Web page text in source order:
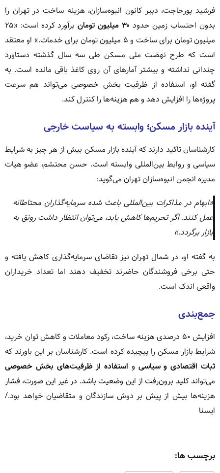
فرشید پورحاجت، دبیر کانون انبوه‌سازان، هزینه ساخت در تهران را
بدون احتساب زمین حدود ۳۰ میلیون تومان
برآورد کرده است: «۲۵
میلیون تومان برای ساخت و ۵ میلیون تومان برای خدمات.» او معتقد
است که طرح نهضت ملی مسکن طی سه سال گذشته دستاورد
چندانی نداشته و بیشتر آمارهای آن روی کاغذ باقی مانده است. به
گفته او، استفاده از ظرفیت بخش خصوصی می‌تواند هم سرعت
پروژه‌ها را افزایش دهد و هم هزینه‌ها را کنترل کند.
آینده بازار مسکن؛ وابسته به سیاست خارجی
کارشناسان تاکید دارند که آینده بازار مسکن بیش از هر چیز به شرایط
سیاسی و روابط بین‌المللی وابسته است. حسن محتشم، عضو هیات
مدیره انجمن انبوه‌سازان تهران می‌گوید:
«ابهام در مذاکرات بین‌المللی باعث شده سرمایه‌گذاران محتاطانه
عمل کنند. اگر تحریم‌ها کاهش یابد، می‌توان انتظار داشت رونق به
بازار برگردد.»
به گفته او، در شمال تهران نیز تقاضای سرمایه‌گذاری کاهش یافته و
حتی برخی فروشندگان حاضرند تخفیف دهند اما تعداد خریداران
واقعی اندک است.
جمع‌بندی
افزایش ۵۰ درصدی هزینه ساخت، رکود معاملات و کاهش توان خرید،
شرایط بازار مسکن را پیچیده کرده است. کارشناسان بر این باورند که
ثبات اقتصادی و سیاسی و استفاده از ظرفیت‌های بخش خصوصی
می‌تواند کلید برون‌رفت از این وضعیت باشد. در غیر این صورت، فشار
هزینه‌ها بیش از پیش بر دوش سازندگان و متقاضیان خواهد بود./
ایسنا
برچسب ها: